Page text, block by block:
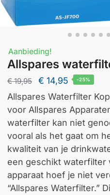
Aanbieding!
Allspares
€19,95
Oorspronkelijke
prijs
was:
€ 19,95.
€ 14,95 Huidige
prijs
is:
€ 14,95.
-25%
Allspares Waterfilter
voor Allspares
waterfilter kan niet
vooral als het gaat om
kwaliteit van je
een geschikt waterfilter
apparaat hoef je niet
“Allspares Waterfilter.”